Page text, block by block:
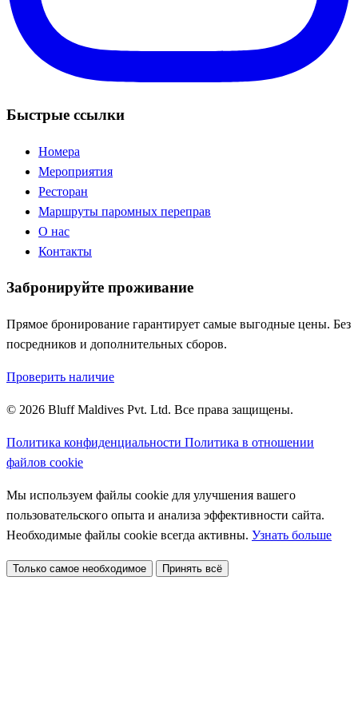
Быстрые ссылки
Номера
Мероприятия
Ресторан
Маршруты паромных переправ
О нас
Контакты
Забронируйте проживание
Прямое бронирование гарантирует самые выгодные цены. Без
посредников и дополнительных сборов.
Проверить наличие
© 2026 Bluff Maldives Pvt. Ltd. Все права защищены.
Политика конфиденциальности Политика в отношении
файлов cookie
Мы используем файлы cookie для улучшения вашего
пользовательского опыта и анализа эффективности сайта.
Необходимые файлы cookie всегда активны. Узнать больше
Только самое необходимое Принять всё